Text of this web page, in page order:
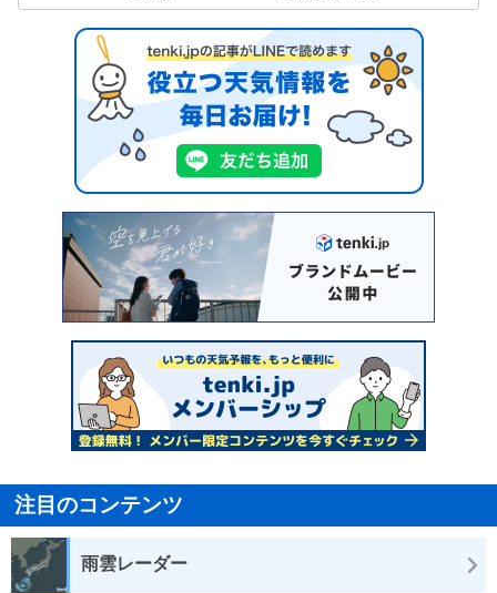
注目のコンテンツ
雨雲レーダー